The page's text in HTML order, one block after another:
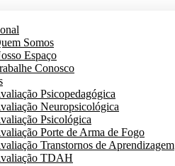
Somos
Espaço
Conosco
Psicopedagógica
Neuropsicológica
Psicológica
Porte de Arma de Fogo
Transtornos de Aprendizagem
TDAH